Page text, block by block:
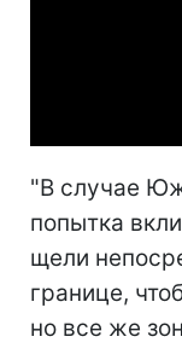
"В случае
попытка
щели
границе,
но все же